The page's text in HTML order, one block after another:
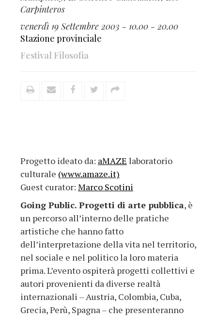
Carpinteros
venerdì 19 Settembre 2003 - 10.00 - 20.00
Stazione provinciale
Festival Filosofia
Progetto ideato da: aMAZE laboratorio
culturale (www.amaze.it)
Guest curator: Marco Scotini
Going Public. Progetti di arte pubblica, è
un percorso all’interno delle pratiche
artistiche che hanno fatto
dell’interpretazione della vita nel territorio,
nel sociale e nel politico la loro materia
prima. L’evento ospiterà progetti collettivi e
autori provenienti da diverse realtà
internazionali – Austria, Colombia, Cuba,
Grecia, Perù, Spagna – che presenteranno